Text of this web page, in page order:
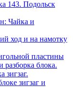
143. Подольск
Чайка и
ход и на намотку
пластины
разборка блока.
зигзаг.
зигзаг и